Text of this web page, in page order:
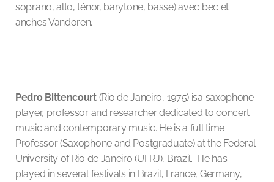
soprano, alto, ténor, barytone, basse) avec bec et
anches Vandoren.
Pedro Bittencourt(Rio de Janeiro, 1975) isa saxophone
player, professor and researcher dedicated to concert
music and contemporary music. He is a full time
Professor (Saxophone and Postgraduate) at the Federal
University of Rio de Janeiro (UFRJ), Brazil. He has
played in several festivals in Brazil, France, Germany,